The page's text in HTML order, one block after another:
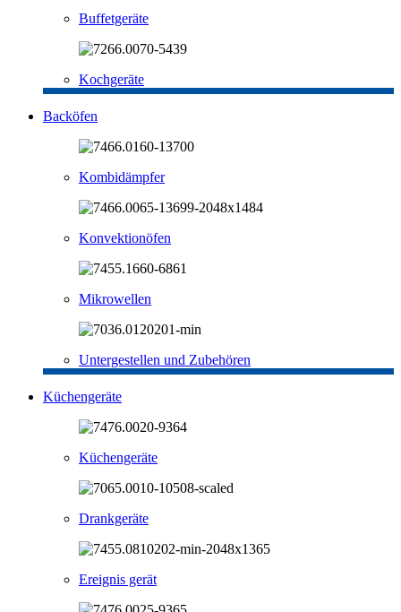
Buffetgeräte
Kochgeräte
Backöfen
Kombidämpfer
Konvektionöfen
Mikrowellen
Untergestellen und Zubehören
Küchengeräte
Küchengeräte
Drankgeräte
Ereignis gerät